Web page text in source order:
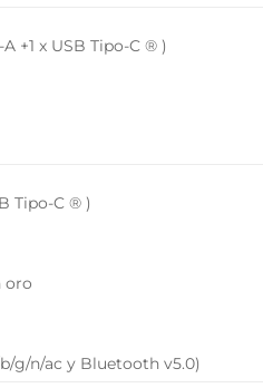
+1 x USB Tipo-C ® )
Tipo-C ® )
oro
g/n/ac y Bluetooth v5.0)